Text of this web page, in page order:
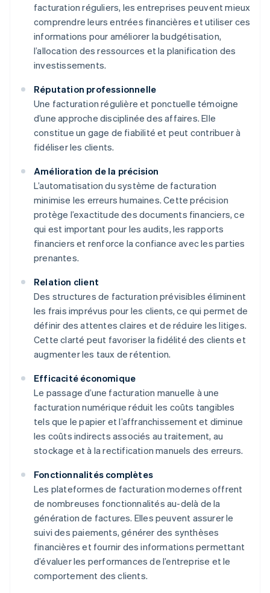
facturation réguliers, les entreprises peuvent mieux
comprendre leurs entrées financières et utiliser ces
informations pour améliorer la budgétisation,
l’allocation des ressources et la planification des
investissements.
Réputation professionnelle
Une facturation régulière et ponctuelle témoigne
d’une approche disciplinée des affaires. Elle
constitue un gage de fiabilité et peut contribuer à
fidéliser les clients.
Amélioration de la précision
L’automatisation du système de facturation
minimise les erreurs humaines. Cette précision
protège l’exactitude des documents financiers, ce
qui est important pour les audits, les rapports
financiers et renforce la confiance avec les parties
prenantes.
Relation client
Des structures de facturation prévisibles éliminent
les frais imprévus pour les clients, ce qui permet de
définir des attentes claires et de réduire les litiges.
Cette clarté peut favoriser la fidélité des clients et
augmenter les taux de rétention.
Efficacité économique
Le passage d’une facturation manuelle à une
facturation numérique réduit les coûts tangibles
tels que le papier et l’affranchissement et diminue
les coûts indirects associés au traitement, au
stockage et à la rectification manuels des erreurs.
Fonctionnalités complètes
Les plateformes de facturation modernes offrent
de nombreuses fonctionnalités au-delà de la
génération de factures. Elles peuvent assurer le
suivi des paiements, générer des synthèses
financières et fournir des informations permettant
d’évaluer les performances de l’entreprise et le
comportement des clients.